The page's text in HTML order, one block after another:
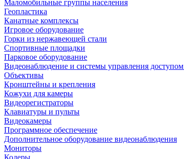
Маломобильные группы населения
Геопластика
Канатные комплексы
Игровое оборудование
Горки из нержавеющей стали
Спортивные площадки
Парковое оборудование
Видеонаблюдение и системы управления доступом
Объективы
Кронштейны и крепления
Кожухи для камеры
Видеорегистраторы
Клавиатуры и пульты
Видеокамеры
Программное обеспечение
Дополнительное оборудование видеонаблюдения
Мониторы
Кодеры